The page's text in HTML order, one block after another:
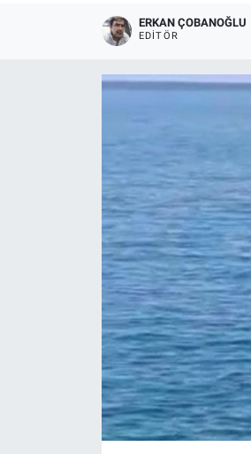
ERKAN ÇOBANOĞLU
EDITÖR
Son Dakika Haberleri
Haber Arşivi